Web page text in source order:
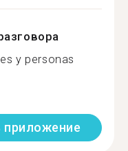
y personas
приложение